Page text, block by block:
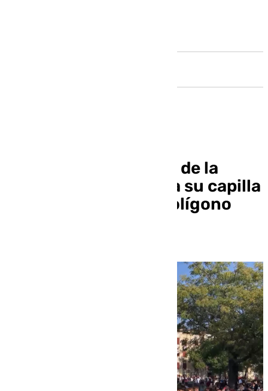
Así ha sido el regreso de la
Esperanza de Triana a su capilla
tras la Misión en el Polígono